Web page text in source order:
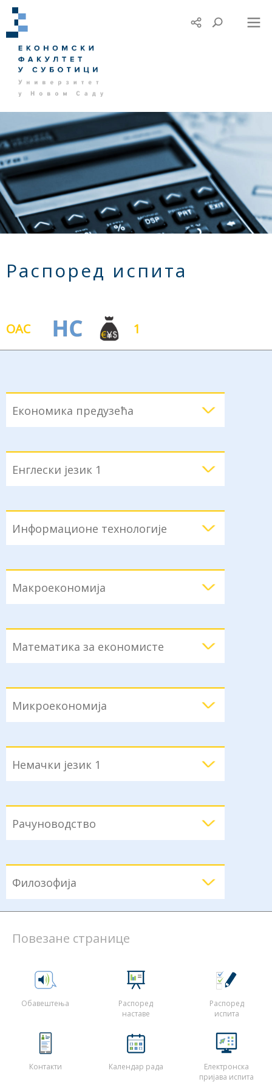
Распоред испита
ОАС 1
Економика предузећа
Енглески језик 1
Информационе технологије
Макроекономија
Математика за економисте
Микроекономија
Немачки језик 1
Рачуноводство
Филозофија
Повезане странице
Обавештења
Распоред
наставе
Распоред
испита
Контакти Календар рада
Електронска
пријава испита